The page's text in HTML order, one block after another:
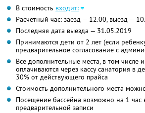
В стоимость входит:
Расчетный час: заезд — 12.00, выезд —
Последняя дата выезда — 31.05.2019
Принимаются дети от 2 лет (если
предварительное согласование с
Все дополнительные места, в том числе
оплачиваются через кассу санатория в
30% от действующего прайса
Стоимость дополнительного места
Посещение бассейна возможно на 1 час
предварительной записи